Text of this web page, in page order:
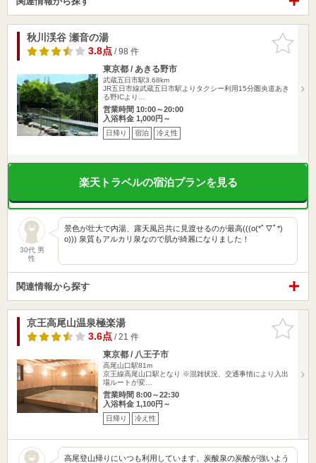
お気に入
りに追加
秋川渓谷 瀬音の湯
3.8点/ 98 件
東京都 / あきる野市
武蔵五日市駅3.68km
JR五日市線武蔵五日市駅よりタクシー利用15分圏央道あき
る野ICより…
営業時間 10:00～20:00
入浴料金 1,000円～
日帰り 宿泊 冷え性
楽天トラベルの宿泊プランを見る
30代 男
性
景色が壮大で内湯、露天風呂共に見渡せるのが最高(((o(*ﾟ▽ﾟ*)
o))) 泉質もアルカリ泉なので肌が綺麗になりました！
関連情報から探す
お気に入
りに追加
京王高尾山温泉極楽湯
3.6点/ 21 件
東京都 / 八王子市
高尾山口駅81m
京王線高尾山口駅となり ※混雑状況、交通事情により入出
場ルートが変…
営業時間 8:00～22:30
入浴料金 1,100円～
日帰り 冷え性
高尾登山帰りにいつも利用しています、炭酸泉の炭酸が強いよう